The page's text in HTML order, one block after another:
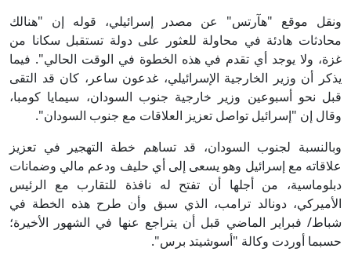
ونقل موقع "هآرتس" عن مصدر إسرائيلي، قوله إن "هنالك
محادثات هادئة في محاولة للعثور على دولة تستقبل سكانا من
غزة، ولا يوجد أي تقدم في هذه الخطوة في الوقت الحالي". فيما
يذكر أن وزير الخارجية الإسرائيلي، غدعون ساعر، كان قد التقى
قبل نحو أسبوعين وزير خارجية جنوب السودان، سيمايا كومبا،
وقال إن "إسرائيل تواصل تعزيز العلاقات مع جنوب السودان".
وبالنسبة لجنوب السودان، قد تساهم خطة التهجير في تعزيز
علاقاته مع إسرائيل وهو يسعى إلى أي حليف ودعم مالي وضمانات
دبلوماسية، من أجلها أن تفتح له نافذة للتقارب مع الرئيس
الأميركي، دونالد ترامب، الذي سبق وأن طرح هذه الخطة في
شباط/ فبراير الماضي قبل أن يتراجع عنها في الشهور الأخيرة؛
حسبما أوردت وكالة "أسوشيتد برس".